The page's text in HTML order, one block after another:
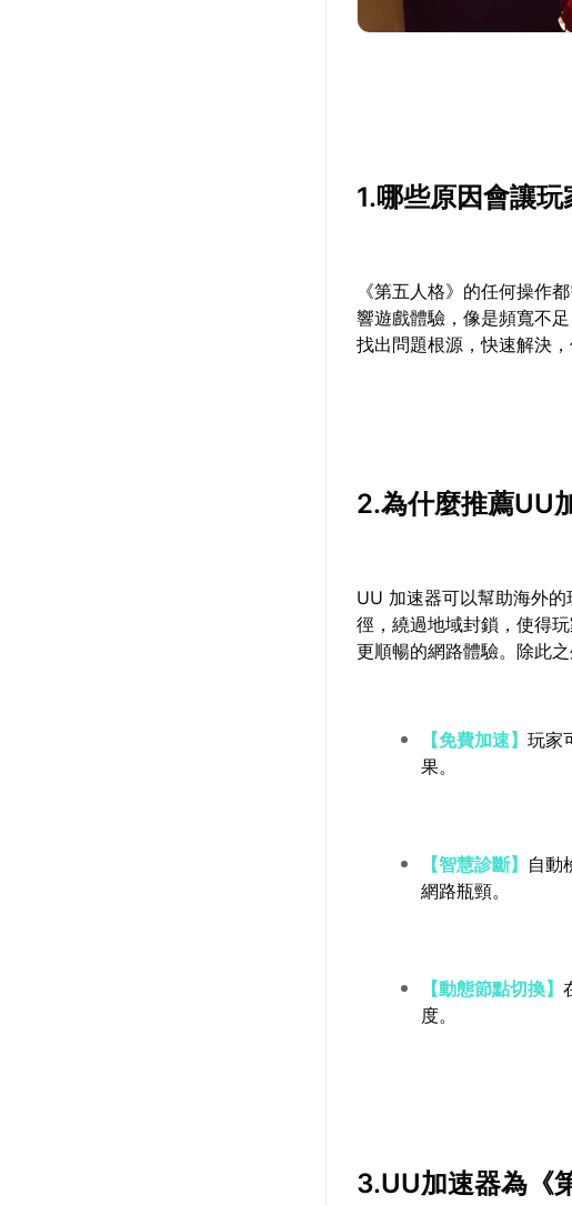
1.哪些原因會讓
《第五人格》的任何操作
響遊戲體驗，像是頻寬不
找出問題根源，快速解決，
2.為什麼推薦UU
UU 加速器可以幫助海外
徑，繞過地域封鎖，使得
更順暢的網路體驗。除此之
【免費加速】玩家
果。
【智慧診斷】 自動
網路瓶頸。
【動態節點切換】
度。
3.UU加速器為《